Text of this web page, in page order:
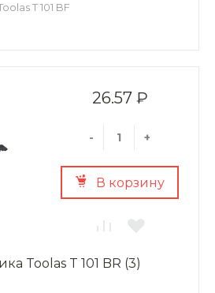
T 101 BF
26.57 ₽
- +
В корзину
Toolas T 101 BR (3)